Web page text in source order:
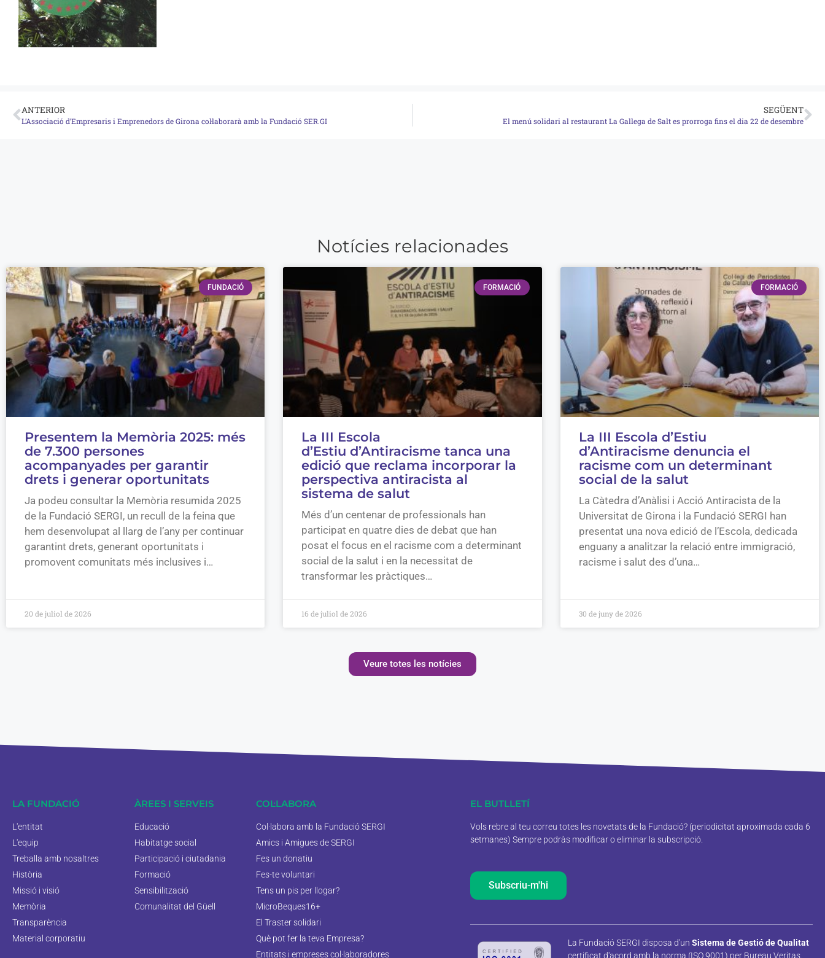
ANTERIOR
L’Associació d’Empresaris i Emprenedors de Girona col·laborarà amb la Fundació SER.GI
SEGÜENT
El menú solidari al restaurant La Gallega de Salt es prorroga fins el dia 22 de desembre
Notícies relacionades
FUNDACIÓ
Presentem la Memòria 2025: més
de 7.300 persones
acompanyades per garantir
drets i generar oportunitats
Ja podeu consultar la Memòria resumida 2025
de la Fundació SERGI, un recull de la feina que
hem desenvolupat al llarg de l’any per continuar
garantint drets, generant oportunitats i
promovent comunitats més inclusives i…
20 de juliol de 2026
FORMACIÓ
La III Escola
d’Estiu d’Antiracisme tanca una
edició que reclama incorporar la
perspectiva antiracista al
sistema de salut
Més d’un centenar de professionals han
participat en quatre dies de debat que han
posat el focus en el racisme com a determinant
social de la salut i en la necessitat de
transformar les pràctiques…
16 de juliol de 2026
FORMACIÓ
La III Escola d’Estiu
d’Antiracisme denuncia el
racisme com un determinant
social de la salut
La Càtedra d’Anàlisi i Acció Antiracista de la
Universitat de Girona i la Fundació SERGI han
presentat una nova edició de l’Escola, dedicada
enguany a analitzar la relació entre immigració,
racisme i salut des d’una…
30 de juny de 2026
Veure totes les notícies
LA FUNDACIÓ
L'entitat
L'equip
Treballa amb nosaltres
Història
Missió i visió
Memòria
Transparència
Material corporatiu
ÀREES I SERVEIS
Educació
Habitatge social
Participació i ciutadania
Formació
Sensibilització
Comunalitat del Güell
COL·LABORA
Col·labora amb la Fundació SERGI
Amics i Amigues de SERGI
Fes un donatiu
Fes-te voluntari
Tens un pis per llogar?
MicroBeques16+
El Traster solidari
Què pot fer la teva Empresa?
Entitats i empreses col·laboradores
EL BUTLLETÍ
Vols rebre al teu correu totes les novetats de la Fundació? (periodicitat aproximada cada 6
setmanes) Sempre podràs modificar o eliminar la subscripció.
Subscriu-m'hi
La Fundació SERGI disposa d'un Sistema de Gestió de Qualitat
certificat d'acord amb la norma (ISO 9001) per Bureau Veritas.